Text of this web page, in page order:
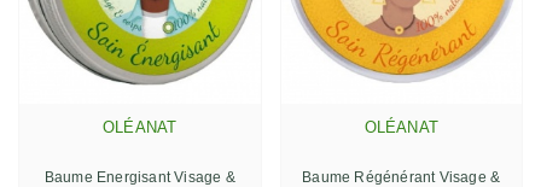
OLÉANAT
Baume Energisant Visage &
OLÉANAT
Baume Régénérant Visage &